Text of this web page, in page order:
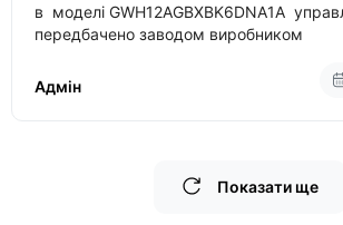
в моделі GWH12AGBXBK6DNA1A
передбачено заводом виробником
Адмін
Показати ще